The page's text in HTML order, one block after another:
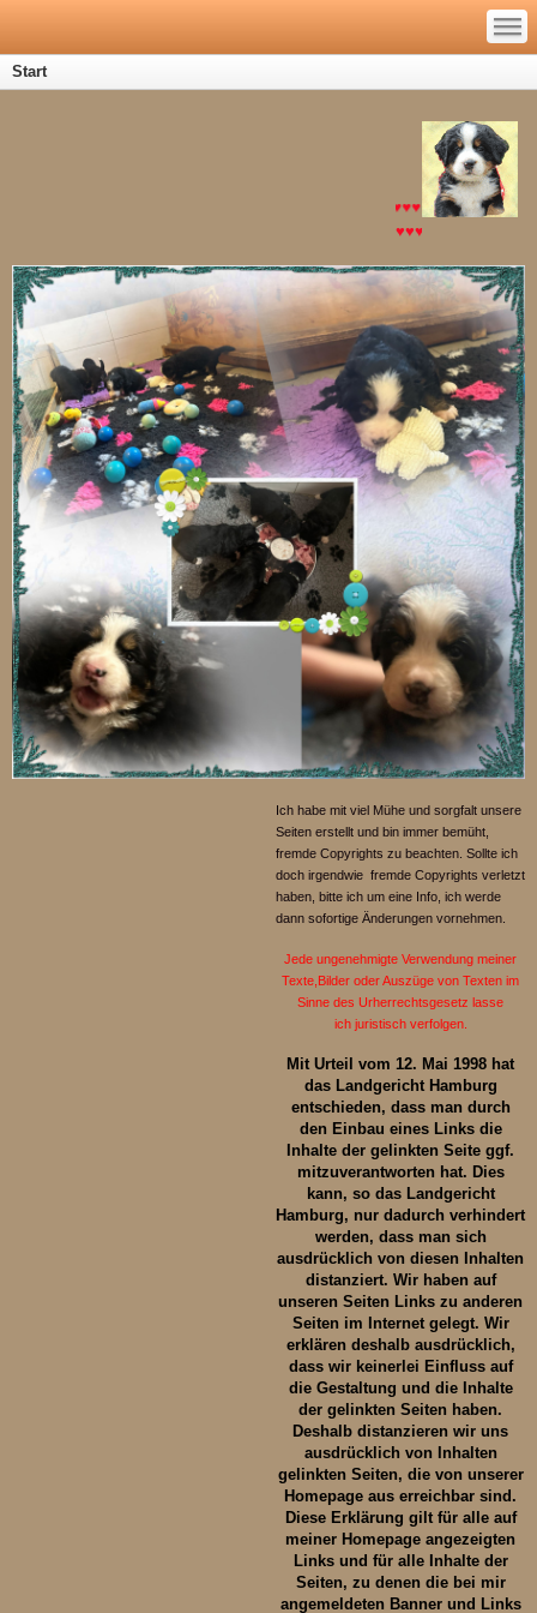
—
—
—
Start
♥♥♥♥♥♥
♥♥♥♥♥♥
Ich habe mit viel Mühe und sorgfalt unsere
Seiten erstellt und bin immer bemüht,
fremde Copyrights zu beachten. Sollte ich
doch irgendwie fremde Copyrights verletzt
haben, bitte ich um eine Info, ich werde
dann sofortige Änderungen vornehmen.
Jede ungenehmigte Verwendung meiner
Texte,Bilder oder Auszüge von Texten im
Sinne des Urherrechtsgesetz lasse
ich juristisch verfolgen.
Mit Urteil vom 12. Mai 1998 hat
das Landgericht Hamburg
entschieden, dass man durch
den Einbau eines Links die
Inhalte der gelinkten Seite ggf.
mitzuverantworten hat. Dies
kann, so das Landgericht
Hamburg, nur dadurch verhindert
werden, dass man sich
ausdrücklich von diesen Inhalten
distanziert. Wir haben auf
unseren Seiten Links zu anderen
Seiten im Internet gelegt. Wir
erklären deshalb ausdrücklich,
dass wir keinerlei Einfluss auf
die Gestaltung und die Inhalte
der gelinkten Seiten haben.
Deshalb distanzieren wir uns
ausdrücklich von Inhalten
gelinkten Seiten, die von unserer
Homepage aus erreichbar sind.
Diese Erklärung gilt für alle auf
meiner Homepage angezeigten
Links und für alle Inhalte der
Seiten, zu denen die bei mir
angemeldeten Banner und Links